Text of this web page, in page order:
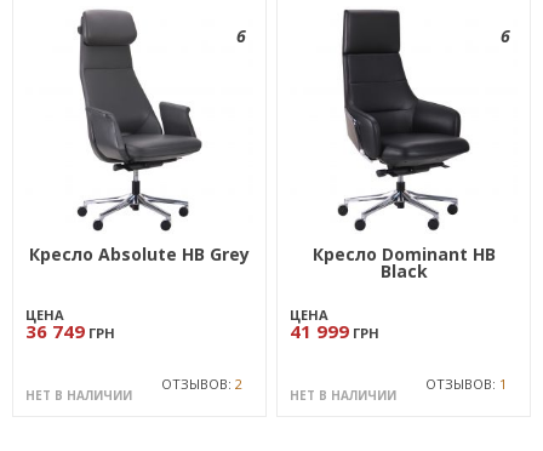
6
Кресло Absolute HB Grey
ЦЕНА
36 749 ГРН
НЕТ В НАЛИЧИИ
ОТЗЫВОВ: 2
6
Кресло Dominant HB
Black
ЦЕНА
41 999 ГРН
НЕТ В НАЛИЧИИ
ОТЗЫВОВ: 1